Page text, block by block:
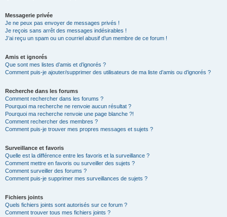
Messagerie privée
Je ne peux pas envoyer de messages privés !
Je reçois sans arrêt des messages indésirables !
J’ai reçu un spam ou un courriel abusif d’un membre de ce forum !
Amis et ignorés
Que sont mes listes d’amis et d’ignorés ?
Comment puis-je ajouter/supprimer des utilisateurs de ma liste d’amis ou d’ignorés ?
Recherche dans les forums
Comment rechercher dans les forums ?
Pourquoi ma recherche ne renvoie aucun résultat ?
Pourquoi ma recherche renvoie une page blanche ?!
Comment rechercher des membres ?
Comment puis-je trouver mes propres messages et sujets ?
Surveillance et favoris
Quelle est la différence entre les favoris et la surveillance ?
Comment mettre en favoris ou surveiller des sujets ?
Comment surveiller des forums ?
Comment puis-je supprimer mes surveillances de sujets ?
Fichiers joints
Quels fichiers joints sont autorisés sur ce forum ?
Comment trouver tous mes fichiers joints ?